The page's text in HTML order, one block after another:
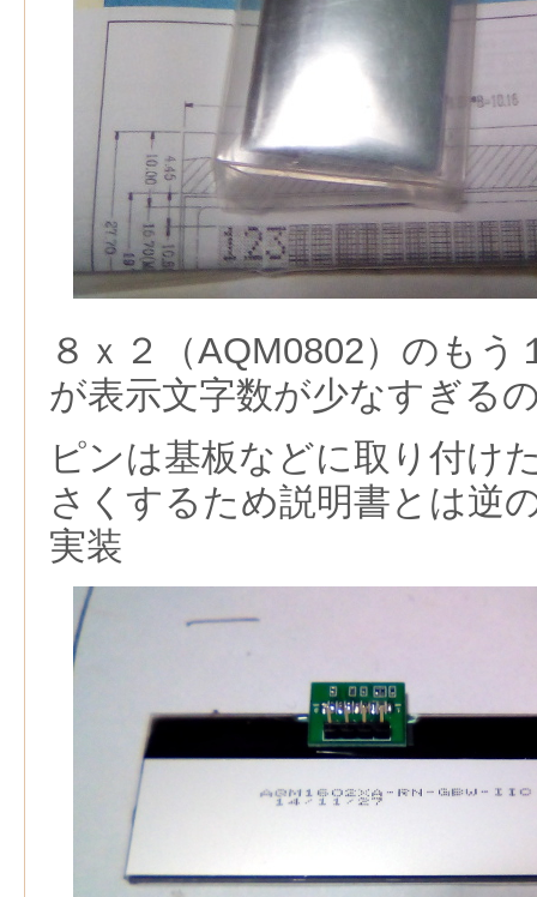
８ｘ２（AQM0802）のも
が表示文字数が少なすぎる
ピンは基板などに取り付け
さくするため説明書とは逆
実装